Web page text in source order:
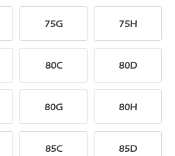
75G 75H
80C 80D
80G 80H
85C 85D